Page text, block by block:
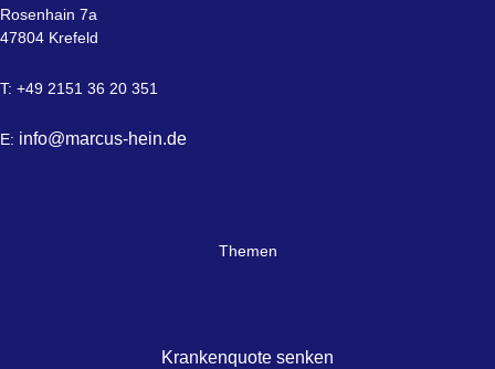
Rosenhain 7a
47804 Krefeld
T: +49 2151 36 20 351
E: info@marcus-hein.de
Themen
Krankenquote senken